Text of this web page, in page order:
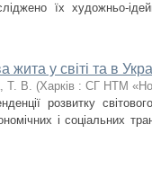
їх художньо-
у світі та в
Т. В. (Харків : СГ НТМ
розвитку
і соціальних